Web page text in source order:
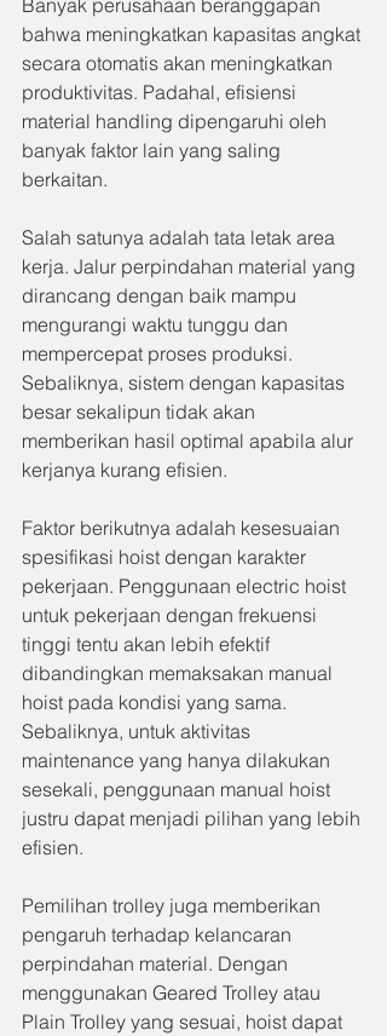
Banyak perusahaan beranggapan
bahwa meningkatkan kapasitas angkat
secara otomatis akan meningkatkan
produktivitas. Padahal, efisiensi
material handling dipengaruhi oleh
banyak faktor lain yang saling
berkaitan.
Salah satunya adalah tata letak area
kerja. Jalur perpindahan material yang
dirancang dengan baik mampu
mengurangi waktu tunggu dan
mempercepat proses produksi.
Sebaliknya, sistem dengan kapasitas
besar sekalipun tidak akan
memberikan hasil optimal apabila alur
kerjanya kurang efisien.
Faktor berikutnya adalah kesesuaian
spesifikasi hoist dengan karakter
pekerjaan. Penggunaan electric hoist
untuk pekerjaan dengan frekuensi
tinggi tentu akan lebih efektif
dibandingkan memaksakan manual
hoist pada kondisi yang sama.
Sebaliknya, untuk aktivitas
maintenance yang hanya dilakukan
sesekali, penggunaan manual hoist
justru dapat menjadi pilihan yang lebih
efisien.
Pemilihan trolley juga memberikan
pengaruh terhadap kelancaran
perpindahan material. Dengan
menggunakan Geared Trolley atau
Plain Trolley yang sesuai, hoist dapat